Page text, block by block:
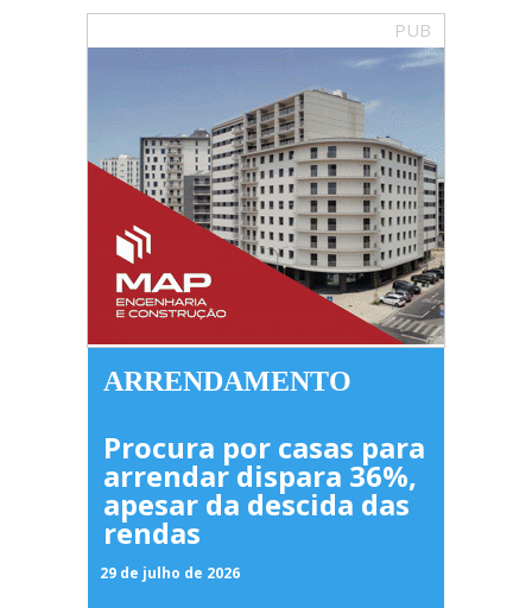
PUB
ARRENDAMENTO
Procura por casas para
arrendar dispara 36%,
apesar da descida das
rendas
29 de julho de 2026